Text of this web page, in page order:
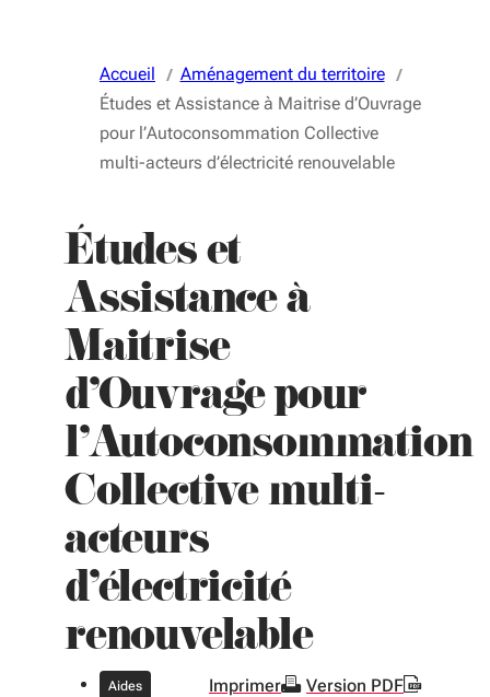
Accueil
Aménagement du territoire
Études et Assistance à Maitrise d’Ouvrage
pour l’Autoconsommation Collective
multi-acteurs d’électricité renouvelable
Études et
Assistance à
Maitrise
d’Ouvrage pour
l’Autoconsommation
Collective multi-
acteurs
d’électricité
renouvelable
Aides Imprimer Version PDF